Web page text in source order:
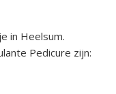
in Heelsum.
Pedicure zijn: